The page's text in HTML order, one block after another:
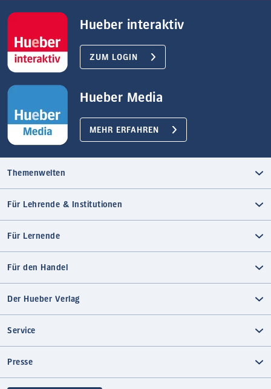
Hueber interaktiv
ZUM LOGIN
Hueber Media
MEHR ERFAHREN
Themenwelten
Für Lehrende & Institutionen
Für Lernende
Für den Handel
Der Hueber Verlag
Service
Presse